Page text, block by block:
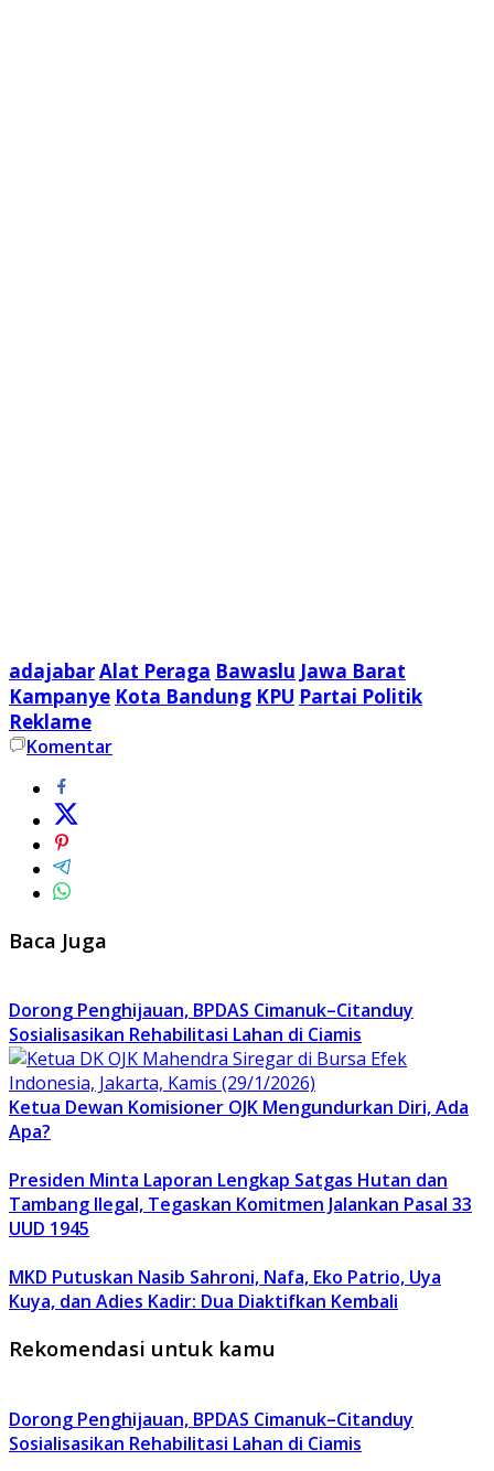
adajabarAlat Peraga Bawaslu Jawa Barat
Kampanye Kota Bandung KPU Partai Politik
Reklame
Komentar
Baca Juga
Dorong Penghijauan, BPDAS Cimanuk–Citanduy
Sosialisasikan Rehabilitasi Lahan di Ciamis
Ketua Dewan Komisioner OJK Mengundurkan Diri, Ada
Apa?
Presiden Minta Laporan Lengkap Satgas Hutan dan
Tambang Ilegal, Tegaskan Komitmen Jalankan Pasal 33
UUD 1945
MKD Putuskan Nasib Sahroni, Nafa, Eko Patrio, Uya
Kuya, dan Adies Kadir: Dua Diaktifkan Kembali
Rekomendasi untuk kamu
Dorong Penghijauan, BPDAS Cimanuk–Citanduy
Sosialisasikan Rehabilitasi Lahan di Ciamis